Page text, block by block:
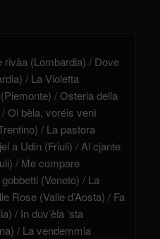
rivàa (Lombardia) / Dove
/ La Violetta
/ Osteria della
Oi bèla, voréis venì
/ La pastora
a Udin (Friuli) / Al cjante
/ Me compare
(Veneto) / La
Rose (Valle d’Aosta) / Fa
/ In duv’èla ‘sta
/ La vendemmia